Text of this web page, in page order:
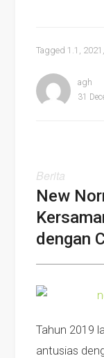
Tagged 1.1 , 2021 ,
agh
31
Berita
New
dengan
Tahun 2019
antusias